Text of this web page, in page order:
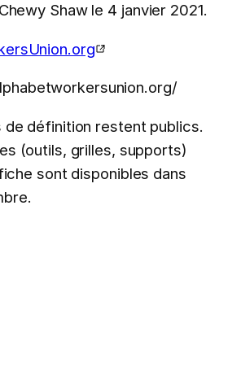
Shaw le 4 janvier 2021.
de définition restent publics.
(outils, grilles, supports)
sont disponibles dans